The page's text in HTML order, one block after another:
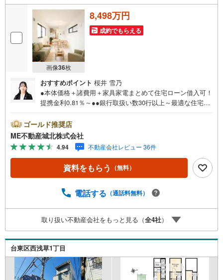
画像36枚
8,498万円
成約でもらえる
おすすめポイント 桜井 雪乃
●本体価格＋諸費用＋家具家電まとめて住宅ローン借入可！
提携金利0.81％～●●銀行取扱い数30行以上～最適な住宅ロ
多数ございます！（1）勤続年数1ヶ月（2）自己資金0円
（3）産休/育休/契約社員/派遣社員/アルバイト/パート/独
身/自営業/経営者（4）延滞、滞納、個信アウト対応可
（5）収入合算や親子ローン（6）金融機関の借入まとめ
等、家具、家電、引越し費用等おまとめローン（7）永住権
無、持病あり、持ち家残債有でも相談可能●3つの安心サポ
頂けます。2.FPソフトを使用しマイホーム購入の資金計
に安心を提案します。3.どんなに信用のある建築会社でも
ご自分の目で確認することは重要ですよね。弊社は特殊機
材を使用してインスペクションを実施します。
ゴールド推奨店
ME不動産城北株式会社
4.94 不動産会社レビュー 36件
資料をもらう （無料）
電話する （通話料無料）
取り扱い不動産会社をもっと見る（全4社）
台東区西浅草1丁目